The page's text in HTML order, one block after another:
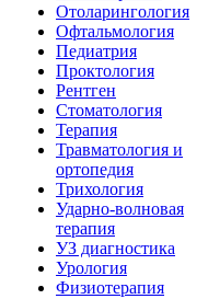
Отоларингология
Офтальмология
Педиатрия
Проктология
Рентген
Стоматология
Терапия
Травматология и
ортопедия
Трихология
Ударно-волновая
терапия
УЗ диагностика
Урология
Физиотерапия